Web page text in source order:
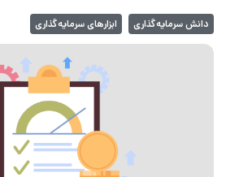
دانش سرمایه‌گذاری ابزارهای سرمایه‌گذاری